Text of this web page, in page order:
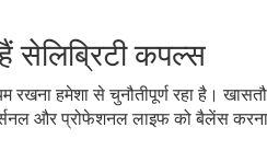
कपल्स
रखना हमेशा से चुनौतीपूर्ण रहा है।
और प्रोफेशनल लाइफ को बैलेंस